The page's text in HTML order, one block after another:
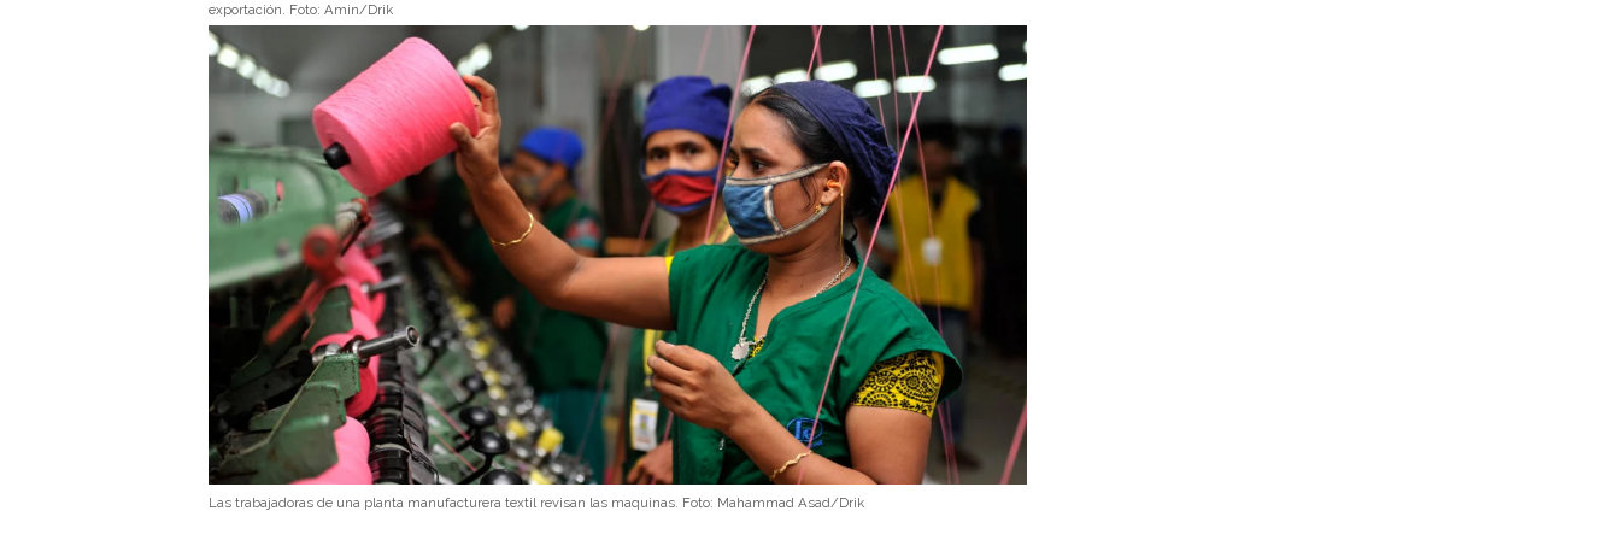
exportación. Foto: Amin/Drik
Las trabajadoras de una planta manufacturera textil revisan las maquinas. Foto: Mahammad Asad/Drik